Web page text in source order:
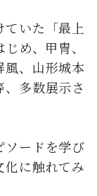
いた「最上
め、甲冑、
風、山形城本
多数展示さ
ソードを学び
化に触れてみ